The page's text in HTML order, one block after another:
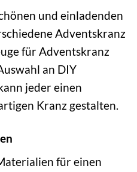
und einladenden
Adventskranz
für Adventskranz
an DIY
jeder einen
Kranz gestalten.
für einen